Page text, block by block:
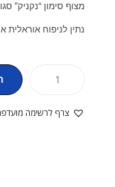
מצוף סימון “נקניק” סגור באורך 117
נתין לניפוח אוראלית
צרף לרשימה